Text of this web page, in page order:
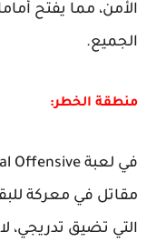
الأمن، مما يفتح
الجميع.
منطقة الخطر:
مقاتل في معركة
التي تضيق تدريجي،